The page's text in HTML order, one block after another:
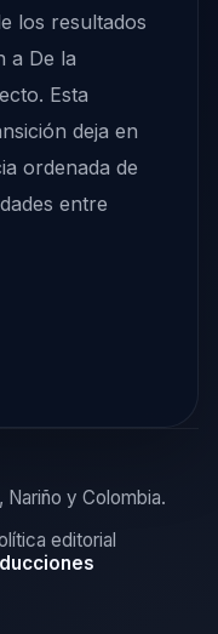
los resultados
a De la
Esta
deja en
ordenada de
entre
Nariño y Colombia.
editorial